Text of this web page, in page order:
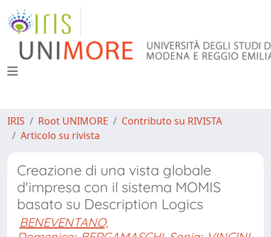
IRIS Root UNIMORE
Contributo su RIVISTA
Articolo su rivista
Creazione di una vista globale
d'impresa con il sistema MOMIS
basato su Description Logics
BENEVENTANO,